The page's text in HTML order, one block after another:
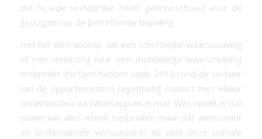
dat hij ede verhuurder heeft gewaarschuwd voor de
gevolgen van de betreffende bepaling.
Het hof stelt voorop dat een schriftelijke waarschuwing
of een verwijzing naar een mondelinge waarschuwing
ontbreekt. Partijen hebben sinds 2019 rond de verhuur
van de appartementen regelmatig contact met elkaar
onderhouden via Whatsapp en e-mail. Wat opvalt is dat
daarin van alles wordt besproken maar dat verhuurder
als professionele verhuurpartij nu juist deze cruciale